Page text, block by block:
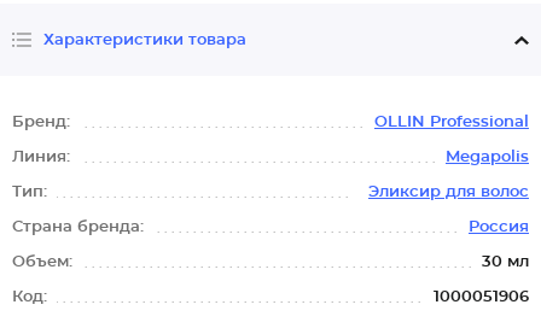
Характеристики товара
Бренд: OLLIN Professional
Линия: Megapolis
Тип: Эликсир для волос
Страна бренда: Россия
Объем: 30 мл
Код: 1000051906